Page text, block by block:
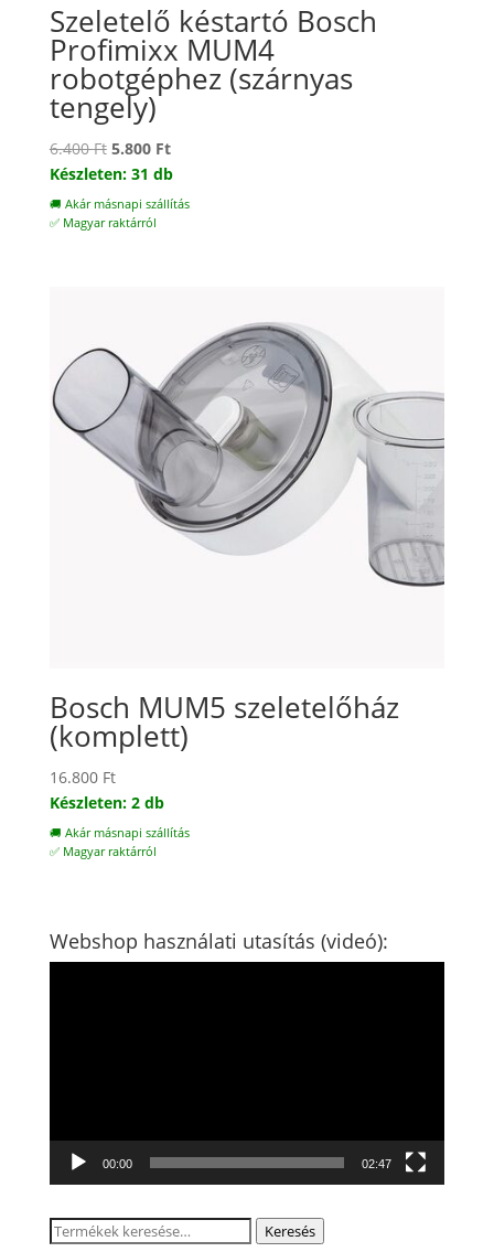
Szeletelő késtartó Bosch
Profimixx MUM4
robotgéphez (szárnyas
tengely)
6.400Ft Original
price
was:
6.400 Ft.
5.800 FtCurrent
price
is:
Készleten: 31 db
🚚 Akár másnapi szállítás
✅ Magyar raktárról
Bosch MUM5 szeletelőház
(komplett)
16.800 Ft
Készleten: 2 db
🚚 Akár másnapi szállítás
✅ Magyar raktárról
Webshop használati utasítás (videó):
00:00 02:47
Keresés
Keresés